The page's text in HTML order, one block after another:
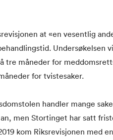
at «en vesentlig
Undersøkelsen
måneder for
for tvistesaker.
handler mange
men Stortinget har satt
kom Riksrevisjonen med